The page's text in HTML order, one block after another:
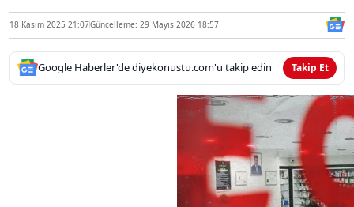
18 Kasım 2025 21:07Güncelleme: 29 Mayıs 2026 18:57
Google Haberler'de diyekonustu.com'u takip edin Takip Et